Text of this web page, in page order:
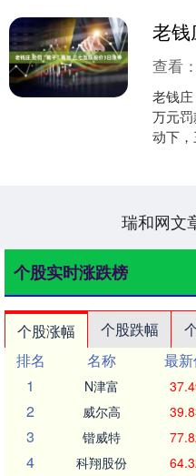
查看：
老钱
万元
动下
瑞和网文
个股实时涨跌榜
个股涨幅 个股跌幅
排名
名称 最
1
N津富
2 威尔高
3 锴威特
4 科翔股份